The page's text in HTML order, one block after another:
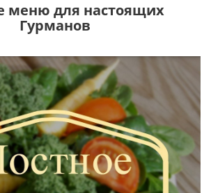
меню для настоящих
Гурманов